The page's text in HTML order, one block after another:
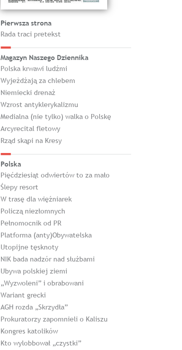
Pierwsza strona
Rada traci pretekst
Magazyn Naszego Dziennika
Polska krwawi ludźmi
Wyjeżdżają za chlebem
Niemiecki drenaż
Wzrost antyklerykalizmu
Medialna (nie tylko) walka o Polskę
Arcyrecital fletowy
Rząd skąpi na Kresy
Polska
Pięćdziesiąt odwiertów to za mało
Ślepy resort
W trasę dla więźniarek
Policzą niezłomnych
Pełnomocnik od PR
Platforma (anty)Obywatelska
Utopijne tęsknoty
NIK bada nadzór nad służbami
Ubywa polskiej ziemi
„Wyzwoleni” i obrabowani
Wariant grecki
AGH rozda „Skrzydła”
Prokuratorzy zapomnieli o Kaliszu
Kongres katolików
Kto wylobbował „czystki”